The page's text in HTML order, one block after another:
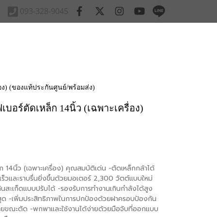
093-328-9045
ง) (ของแท้ประกันศูนย์/พร้อมส่ง)
บอร์ตัดเหล็ก 14นิ้ว (เฉพาะเครื่อง)
14นิ้ว (เฉพาะเครื่อง) คุณสมบัติเด่น -ตัดเหล็กกล้าได้
วและราบรื่นยิ่งขึ้นด้วยมอเตอร์ 2,300 วัตต์แบบใหม่
เก็ดแบบปรับได้ -รองรับการทำงานเกินกำลังได้สูง
-เพิ่มประสิทธิภาพในการปกป้องด้วยฝาครอบป้องกัน
ขณะตัด -พกพาและใช้งานได้ง่ายด้วยมือจับที่ออกแบบ